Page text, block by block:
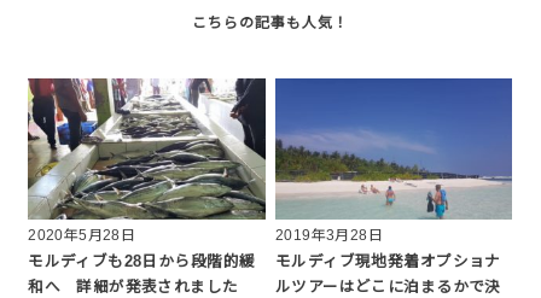
2020年5月28日
モルディブも28日から段階的緩
和へ 詳細が発表されました
2019年3月28日
モルディブ現地発着オプショナ
ルツアーはどこに泊まるかで決